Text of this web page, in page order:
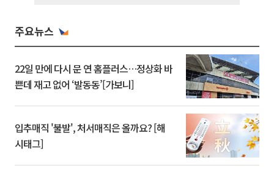
주요뉴스
22일 만에 다시 문 연 홈플러스…정상화 바
쁜데 재고 없어 ‘발동동’[가보니]
입추매직 '불발', 처서매직은 올까요? [해
시태그]